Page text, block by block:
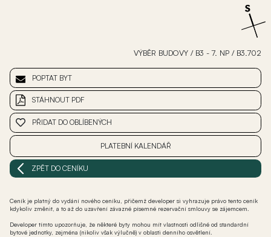
VÝBĚR BUDOVY / B3 - 7. NP / B3.702
POPTAT BYT
STÁHNOUT PDF
PŘIDAT DO OBLÍBENÝCH
PLATEBNÍ KALENDÁŘ
ZPĚT DO CENÍKU
Ceník je platný do vydání nového ceníku, přičemž developer si vyhrazuje právo tento ceník
kdykoliv změnit, a to až do uzavření závazné písemné rezervační smlouvy se zájemcem.
Developer tímto upozorňuje, že některé byty mohou mít vlastnosti odlišné od standardní
bytové jednotky, zejména (nikoliv však výlučně) v oblasti denního osvětlení.